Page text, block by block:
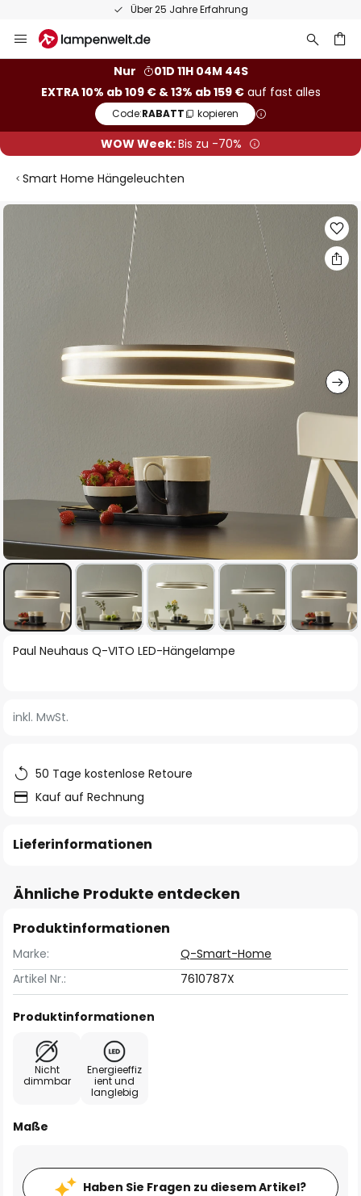
Über 25 Jahre Erfahrung
Inhalt
Nur
01D 11H 04M 43S
EXTRA 10% ab 109 € & 13% ab 159 €auf fast alles
Code:RABATT kopieren
WOW Week:Bis zu -70%
Smart Home Hängeleuchten
Zum
Zum
springen
Paul Neuhaus Q-VITO LED-Hängelampe
inkl. MwSt.
50 Tage kostenlose Retoure
Kauf auf Rechnung
Lieferinformationen
Ähnliche Produkte entdecken
Produktinformationen
Marke:
Q-Smart-Home
Artikel Nr.:
7610787X
Produktinformationen
Nicht
dimmbar
Energieeffiz
ient und
langlebig
Maße
Haben Sie Fragen zu diesem Artikel?